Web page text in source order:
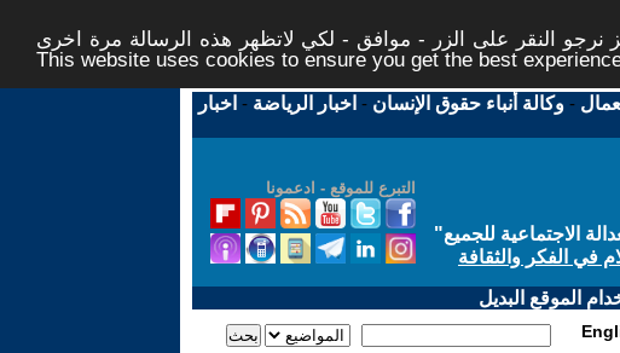
النقر على الزر - موافق - لكي لاتظهر هذه الرسالة مرة اخرى -
This website uses cookies to ensure you get the best
-وكالة أنباء حقوق الإنسان - اخبار الرياضة - اخبار
التبرع للموقع - ادعمونا
الاجتماعية للجميع"
في الفكر والثقافة
الموقع البديل